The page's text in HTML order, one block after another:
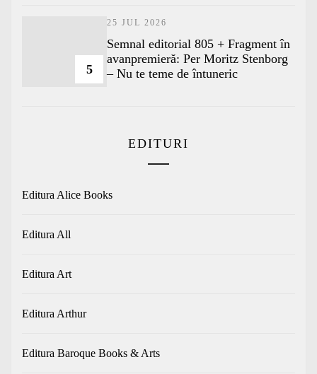
5
25 JUL 2026
Semnal editorial 805 + Fragment în
avanpremieră: Per Moritz Stenborg
– Nu te teme de întuneric
EDITURI
Editura Alice Books
Editura All
Editura Art
Editura Arthur
Editura Baroque Books & Arts